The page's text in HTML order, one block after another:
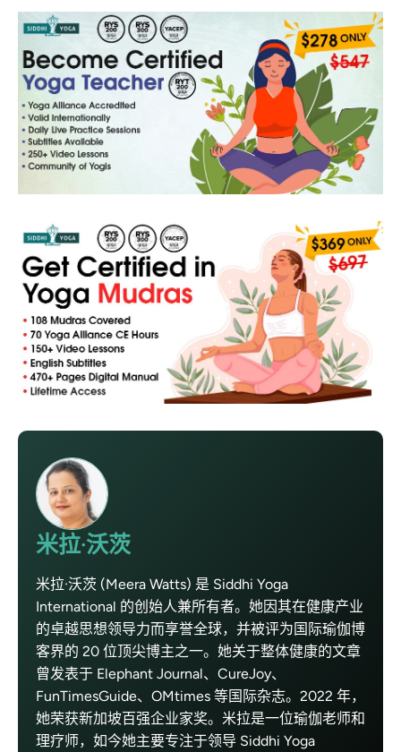
米拉·沃茨
米拉·沃茨 (Meera Watts) 是 Siddhi Yoga
International 的创始人兼所有者。她因其在健康产业
的卓越思想领导力而享誉全球，并被评为国际瑜伽博
客界的 20 位顶尖博主之一。她关于整体健康的文章
曾发表于 Elephant Journal、CureJoy、
FunTimesGuide、OMtimes 等国际杂志。2022 年，
她荣获新加坡百强企业家奖。米拉是一位瑜伽老师和
理疗师，如今她主要专注于领导 Siddhi Yoga